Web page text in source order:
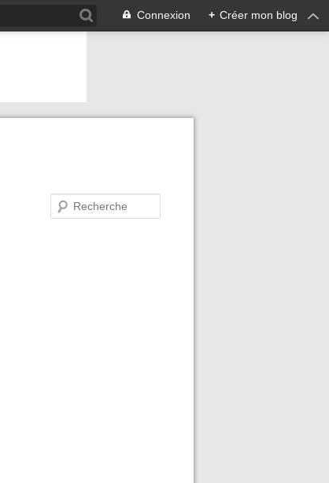
Connexion + Créer mon blog